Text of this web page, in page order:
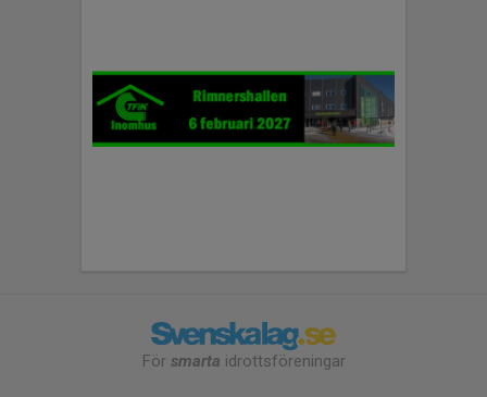
För smarta idrottsföreningar